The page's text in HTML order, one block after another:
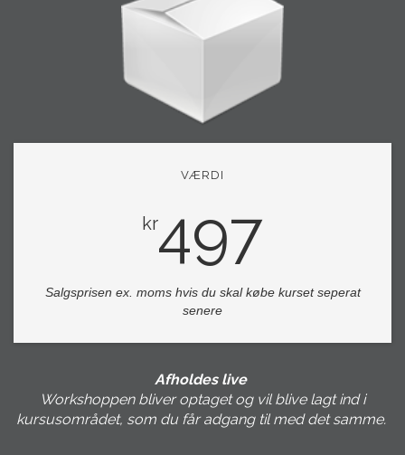
VÆRDI
kr497
Salgsprisen ex. moms hvis du skal købe kurset seperat
senere
Afholdes live
Workshoppen bliver optaget og vil blive lagt ind i
kursusområdet, som du får adgang til med det samme.